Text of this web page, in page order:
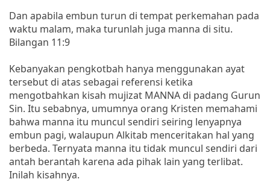
Dan apabila embun turun di tempat perkemahan pada
waktu malam, maka turunlah juga manna di situ.
Bilangan 11:9
Kebanyakan pengkotbah hanya menggunakan ayat
tersebut di atas sebagai referensi ketika
mengotbahkan kisah mujizat MANNA di padang Gurun
Sin. Itu sebabnya, umumnya orang Kristen memahami
bahwa manna itu muncul sendiri seiring lenyapnya
embun pagi, walaupun Alkitab menceritakan hal yang
berbeda. Ternyata manna itu tidak muncul sendiri dari
antah berantah karena ada pihak lain yang terlibat.
Inilah kisahnya.